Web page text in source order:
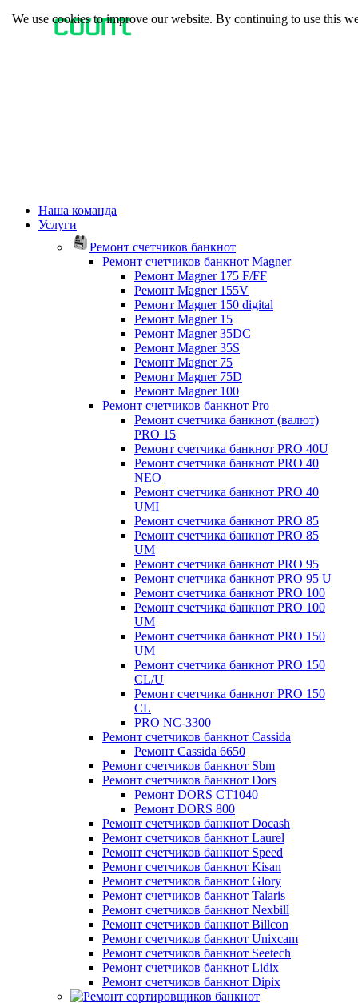
Наша команда
Услуги
Ремонт счетчиков банкнот
Ремонт счетчиков банкнот Magner
Ремонт Magner 175 F/FF
Ремонт Magner 155V
Ремонт Magner 150 digital
Ремонт Magner 15
Ремонт Magner 35DC
Ремонт Magner 35S
Ремонт Magner 75
Ремонт Magner 75D
Ремонт Magner 100
Ремонт счетчиков банкнот Pro
Ремонт счетчика банкнот (валют)
PRO 15
Ремонт счетчика банкнот PRO 40U
Ремонт счетчика банкнот PRO 40
NEO
Ремонт счетчика банкнот PRO 40
UMI
Ремонт счетчика банкнот PRO 85
Ремонт счетчика банкнот PRO 85
UM
Ремонт счетчика банкнот PRO 95
Ремонт счетчика банкнот PRO 95 U
Ремонт счетчика банкнот PRO 100
Ремонт счетчика банкнот PRO 100
UM
Ремонт счетчика банкнот PRO 150
UM
Ремонт счетчика банкнот PRO 150
CL/U
Ремонт счетчика банкнот PRO 150
CL
PRO NC-3300
Ремонт счетчиков банкнот Cassida
Ремонт Cassida 6650
Ремонт счетчиков банкнот Sbm
Ремонт счетчиков банкнот Dors
Ремонт DORS СТ1040
Ремонт DORS 800
Ремонт счетчиков банкнот Docash
Ремонт счетчиков банкнот Laurel
Ремонт счетчиков банкнот Speed
Ремонт счетчиков банкнот Kisan
Ремонт счетчиков банкнот Glory
Ремонт счетчиков банкнот Talaris
Ремонт счетчиков банкнот Nexbill
Ремонт счетчиков банкнот Billcon
Ремонт счетчиков банкнот Unixcam
Ремонт счетчиков банкнот Seetech
Ремонт счетчиков банкнот Lidix
Ремонт счетчиков банкнот Dipix
We use cookies to improve our website. By continuing to use this